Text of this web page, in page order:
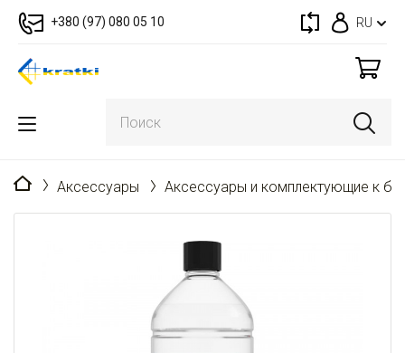
+380 (97) 080 05 10 RU
Главная
Аксессуары Аксессуары и комплектующие к